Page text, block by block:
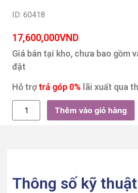
ID: 60418
17,600,000VND
Giá bán tại kho, chưa bao gồm
đặt
Hỗ trợtrả góp 0% lãi xuất qua
Thêm vào giỏ hàng
Thông số kỹ thuật